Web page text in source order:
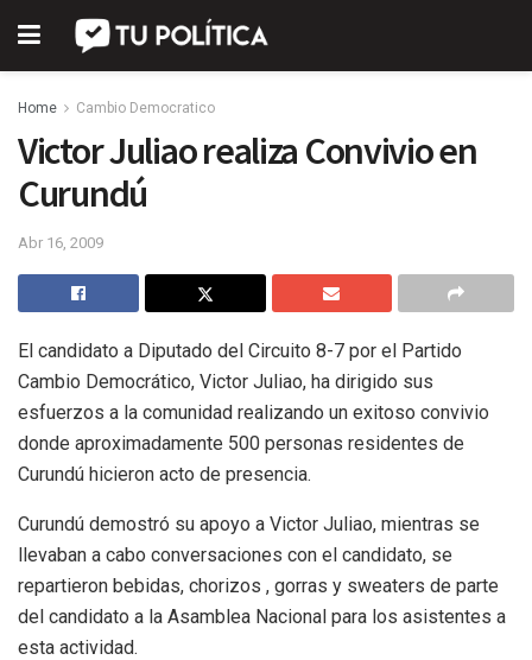
Home Cambio Democratico
Victor Juliao realiza Convivio en
Curundú
Abr 16, 2009
El candidato a Diputado del Circuito 8-7 por el Partido
Cambio Democrático, Victor Juliao, ha dirigido sus
esfuerzos a la comunidad realizando un exitoso convivio
donde aproximadamente 500 personas residentes de
Curundú hicieron acto de presencia.
Curundú demostró su apoyo a Victor Juliao, mientras se
llevaban a cabo conversaciones con el candidato, se
repartieron bebidas, chorizos , gorras y sweaters de parte
del candidato a la Asamblea Nacional para los asistentes a
esta actividad.